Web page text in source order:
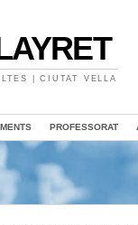
| CIUTAT VELLA
PROFESSORAT